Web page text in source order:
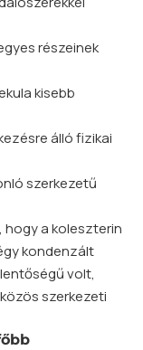
részeinek
kisebb
álló fizikai
szerkezetű
hogy a koleszterin
kondenzált
volt,
szerkezeti